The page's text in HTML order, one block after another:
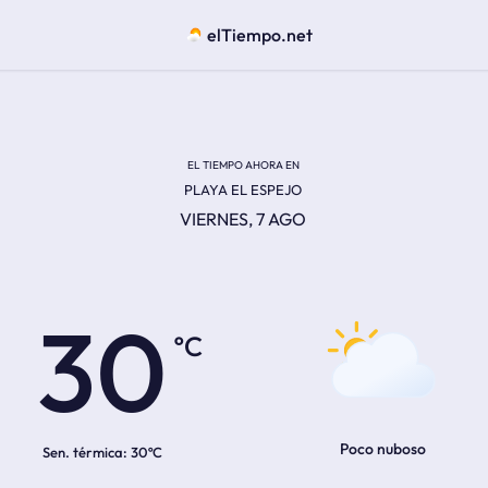
elTiempo.net
EL TIEMPO AHORA EN
PLAYA EL ESPEJO
VIERNES, 7 AGO
30
Sen. térmica: 30ºC Poco nuboso